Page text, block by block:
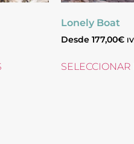
Lonely Boat
Desde 177,00€